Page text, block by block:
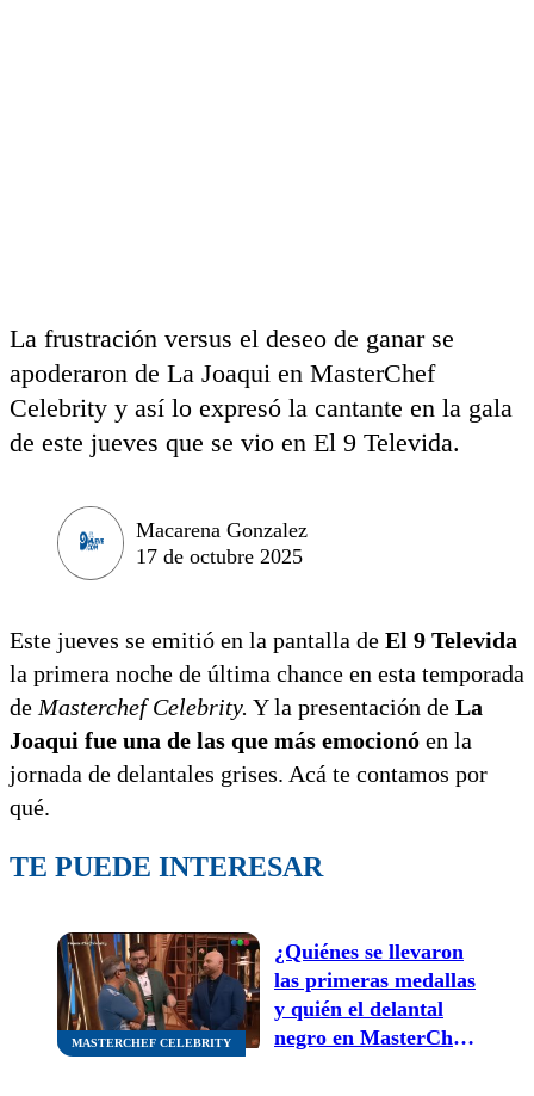
La frustración versus el deseo de ganar se
apoderaron de La Joaqui en MasterChef
Celebrity y así lo expresó la cantante en la gala
de este jueves que se vio en El 9 Televida.
Macarena Gonzalez
17 de octubre 2025
Este jueves se emitió en la pantalla de El 9 Televida
la primera noche de última chance en esta temporada
de Masterchef Celebrity. Y la presentación de La
Joaqui fue una de las que más emocionó en la
jornada de delantales grises. Acá te contamos por
qué.
TE PUEDE INTERESAR
MASTERCHEF CELEBRITY
¿Quiénes se llevaron
las primeras medallas
y quién el delantal
negro en MasterChef